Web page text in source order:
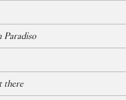
Paradiso
there